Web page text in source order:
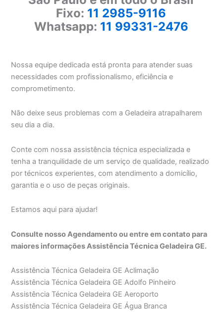
Fixo: 11 2985-9116
Whatsapp: 11 99331-2476
Nossa equipe dedicada está pronta para atender suas
necessidades com profissionalismo, eficiência e
comprometimento.
Não deixe seus problemas com a Geladeira atrapalharem
seu dia a dia.
Conte com nossa assistência técnica especializada e
tenha a tranquilidade de um serviço de qualidade, realizado
por técnicos experientes, com atendimento a domicílio,
garantia e o uso de peças originais.
Estamos aqui para ajudar!
Consulte nosso Agendamento ou entre em contato para
maiores informações Assistência Técnica Geladeira GE.
Assistência Técnica Geladeira GE Aclimação
Assistência Técnica Geladeira GE Adolfo Pinheiro
Assistência Técnica Geladeira GE Aeroporto
Assistência Técnica Geladeira GE Água Branca